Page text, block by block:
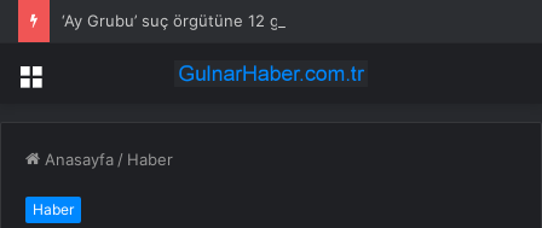
‘Ay Grubu’ suç örgütüne 12 gözaltı!
Menü
Anasayfa / Haber
Haber